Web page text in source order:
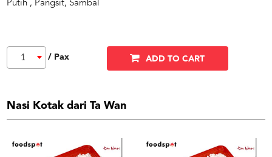
Putih , Pangsit, Sambal
1 / Pax ADD TO CART
Nasi Kotak dari Ta Wan